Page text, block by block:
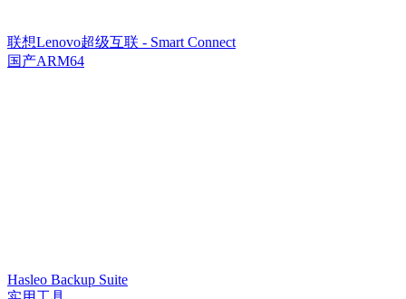
联想Lenovo超级互联 - Smart Connect
国产ARM64
Hasleo Backup Suite